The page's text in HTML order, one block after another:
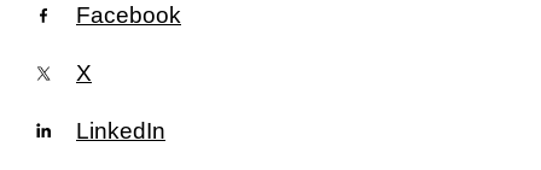
Facebook
X
LinkedIn